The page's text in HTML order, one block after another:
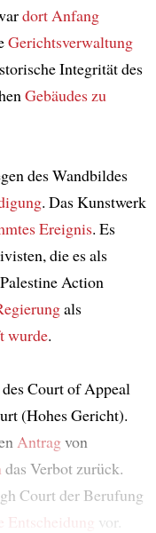
dort Anfang
Gerichtsverwaltung
Integrität des
Gebäudes zu
des Wandbildes
. Das Kunstwerk
Ereignis. Es
die es als
Action
als
wurde.
Court of Appeal
(Hohes Gericht).
Antragvon
das Verbot zurück.
Court der Berufung
Entscheidung vor.